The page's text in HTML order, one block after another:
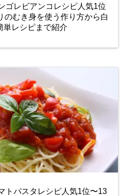
ゴレビアンコレシピ人気1位
のむき身を使う作り方から白
単レシピまで紹介
トパスタレシピ人気1位〜13